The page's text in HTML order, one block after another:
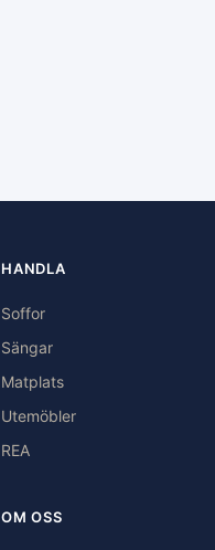
HANDLA
Soffor
Sängar
Matplats
Utemöbler
REA
OM OSS